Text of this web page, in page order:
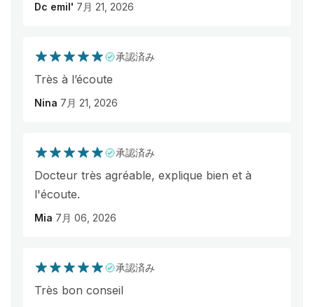
Dc emil' 7月 21, 2026
承認済み
Très à l’écoute
Nina 7月 21, 2026
承認済み
Docteur très agréable, explique bien et à
l'écoute.
Mia 7月 06, 2026
承認済み
Très bon conseil